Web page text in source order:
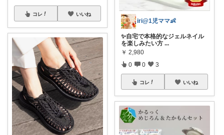
コレ いいね
iri@1児ママ👶
✨自宅で本格的なジェルネイル
を楽しみたい方 ...
￥ 2,980
0 0 3
コレ いいね